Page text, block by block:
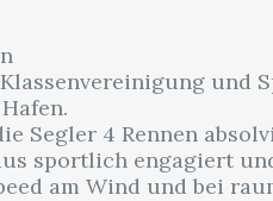
und
Segler 4 Rennen
sportlich engagiert
am Wind und bei